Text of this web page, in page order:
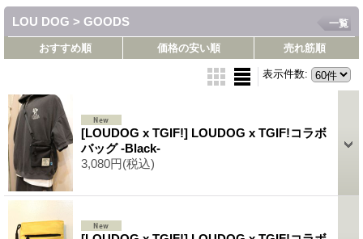
LOU DOG > GOODS 一覧
おすすめ順 価格の安い順 売れ筋順
表示件数:
[LOUDOG x TGIF!] LOUDOG x TGIF!コラボ
バッグ -Black-
3,080円(税込)